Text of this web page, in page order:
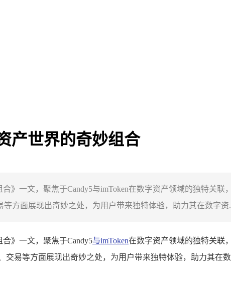
产世界的奇妙组合
》一文，聚焦于Candy5与imToken在数字资产领域的独特关
方面展现出奇妙之处，为用户带来独特体验，助力其在数字资
》一文，聚焦于Candy5与imToken在数字资产领域的独特关联
易等方面展现出奇妙之处，为用户带来独特体验，助力其在